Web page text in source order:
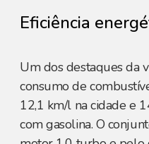
Eficiência
Um dos destaques da
consumo de
12,1 km/l na cidade e
com gasolina. O